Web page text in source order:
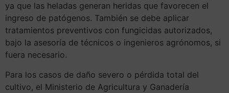
ya que las heladas generan heridas que favorecen el
ingreso de patógenos. También se debe aplicar
tratamientos preventivos con fungicidas autorizados,
bajo la asesoría de técnicos o ingenieros agrónomos, si
fuera necesario.
Para los casos de daño severo o pérdida total del
cultivo, el Ministerio de Agricultura y Ganadería